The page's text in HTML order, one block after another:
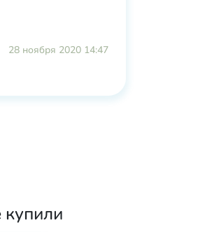
28 ноября 2020 14:47